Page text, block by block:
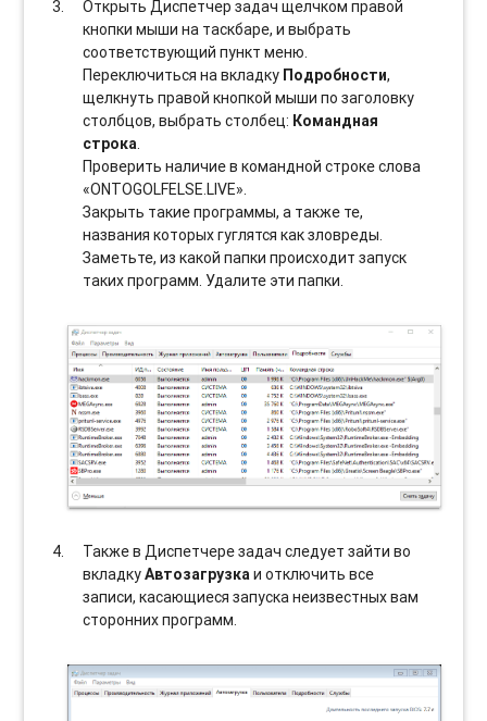
Открыть Диспетчер задач щелчком правой
кнопки мыши на таскбаре, и выбрать
соотвeтствующий пункт меню.
Переключиться на вкладку Подробности,
щелкнуть правой кнопкой мыши по заголовку
столбцов, выбрать столбец: Командная
строка.
Проверить наличие в командной строке слова
«ONTOGOLFELSE.LIVE».
Закрыть такие программы, а также те,
названия которых гуглятся как зловреды.
Заметьте, из какой папки происходит запуск
таких программ. Удалите эти папки.
Также в Диспетчере задач следует зайти во
вкладкуАвтозагрузкаи отключить все
записи, касающиеся запуска неизвестных вам
сторонних программ.